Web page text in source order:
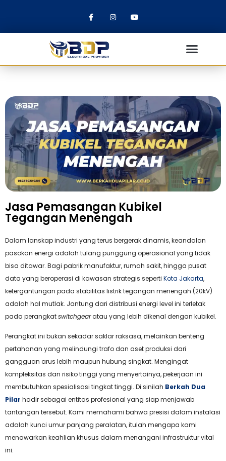
Jasa Pemasangan Kubikel
Tegangan Menengah
Dalam lanskap industri yang terus bergerak dinamis, keandalan
pasokan energi adalah tulang punggung operasional yang tidak
bisa ditawar. Bagi pabrik manufaktur, rumah sakit, hingga pusat
data yang beroperasi di kawasan strategis seperti Kota Jakarta,
ketergantungan pada stabilitas listrik tegangan menengah (20kV)
adalah hal mutlak. Jantung dari distribusi energi level ini terletak
pada perangkatswitchgearatau yang lebih dikenal dengan kubikel.
Perangkat ini bukan sekadar saklar raksasa, melainkan benteng
pertahanan yang melindungi trafo dan aset produksi dari
gangguan arus lebih maupun hubung singkat. Mengingat
kompleksitas dan risiko tinggi yang menyertainya, pekerjaan ini
membutuhkan spesialisasi tingkat tinggi. Di sinilah Berkah Dua
Pilar hadir sebagai entitas profesional yang siap menjawab
tantangan tersebut. Kami memahami bahwa presisi dalam instalasi
adalah kunci umur panjang peralatan, itulah mengapa kami
menawarkan keahlian khusus dalam menangani infrastruktur vital
ini.